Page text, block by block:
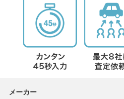
メーカー